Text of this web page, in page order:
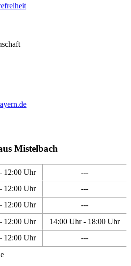
Mistelbach
12:00 Uhr
---
12:00 Uhr
---
12:00 Uhr
---
12:00 Uhr
14:00 Uhr - 18:00 Uhr
12:00 Uhr
---